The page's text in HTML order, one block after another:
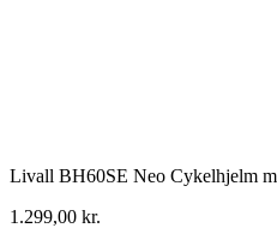
Livall BH60SE Neo Cykelhjelm
1.299,00 kr.